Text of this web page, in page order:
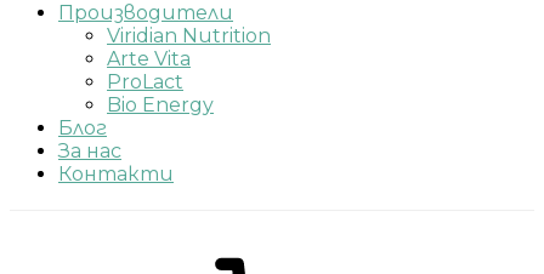
Производители
Viridian Nutrition
Arte Vita
ProLact
Bio Energy
Блог
За нас
Контакти